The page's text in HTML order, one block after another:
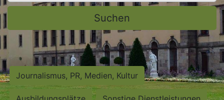
Suchen
Journalismus, PR, Medien, Kultur